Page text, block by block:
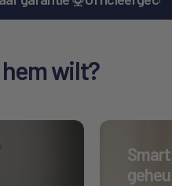
wilt?